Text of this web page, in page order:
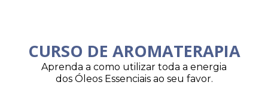
CURSO DE AROMATERAPIA
Aprenda a como utilizar toda a energia
dos Óleos Essenciais ao seu favor.